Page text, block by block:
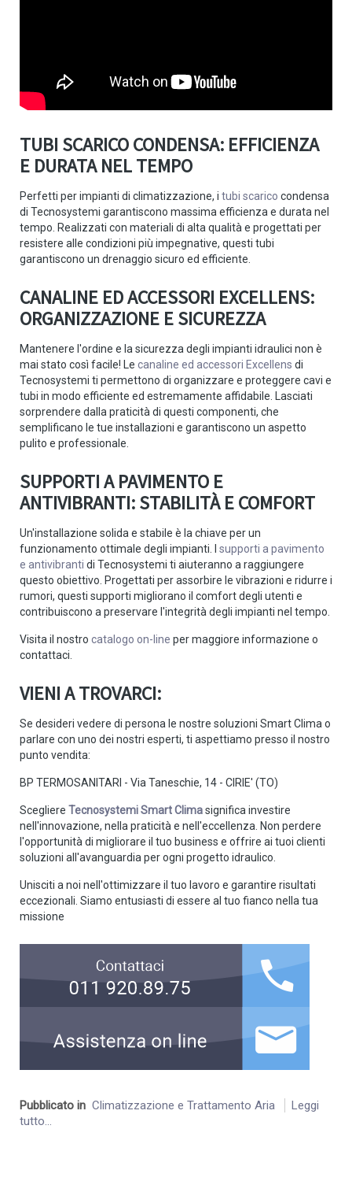
TUBI SCARICO CONDENSA: EFFICIENZA
E DURATA NEL TEMPO
Perfetti per impianti di climatizzazione, i tubi scarico condensa
di Tecnosystemi garantiscono massima efficienza e durata nel
tempo. Realizzati con materiali di alta qualità e progettati per
resistere alle condizioni più impegnative, questi tubi
garantiscono un drenaggio sicuro ed efficiente.
CANALINE ED ACCESSORI EXCELLENS:
ORGANIZZAZIONE E SICUREZZA
Mantenere l'ordine e la sicurezza degli impianti idraulici non è
mai stato così facile! Le canaline ed accessori Excellens di
Tecnosystemi ti permettono di organizzare e proteggere cavi e
tubi in modo efficiente ed estremamente affidabile. Lasciati
sorprendere dalla praticità di questi componenti, che
semplificano le tue installazioni e garantiscono un aspetto
pulito e professionale.
SUPPORTI A PAVIMENTO E
ANTIVIBRANTI: STABILITÀ E COMFORT
Un'installazione solida e stabile è la chiave per un
funzionamento ottimale degli impianti. I supporti a pavimento
e antivibranti di Tecnosystemi ti aiuteranno a raggiungere
questo obiettivo. Progettati per assorbire le vibrazioni e ridurre i
rumori, questi supporti migliorano il comfort degli utenti e
contribuiscono a preservare l'integrità degli impianti nel tempo.
Visita il nostro catalogo on-line per maggiore informazione o
contattaci.
VIENI A TROVARCI:
Se desideri vedere di persona le nostre soluzioni Smart Clima o
parlare con uno dei nostri esperti, ti aspettiamo presso il nostro
punto vendita:
BP TERMOSANITARI - Via Taneschie, 14 - CIRIE' (TO)
Scegliere Tecnosystemi Smart Climasignifica investire
nell'innovazione, nella praticità e nell'eccellenza. Non perdere
l'opportunità di migliorare il tuo business e offrire ai tuoi clienti
soluzioni all'avanguardia per ogni progetto idraulico.
Unisciti a noi nell'ottimizzare il tuo lavoro e garantire risultati
eccezionali. Siamo entusiasti di essere al tuo fianco nella tua
missione
Pubblicato in Climatizzazione e Trattamento Aria
Leggi
tutto...